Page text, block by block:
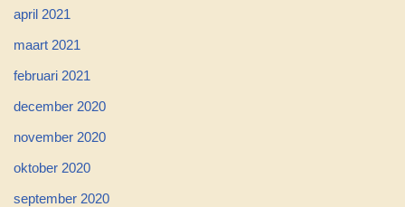
april 2021
maart 2021
februari 2021
december 2020
november 2020
oktober 2020
september 2020